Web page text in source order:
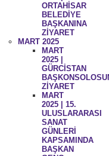
ORTAHİSAR
BELEDİYE
BAŞKANINA
ZİYARET
MART 2025
MART
2025 |
GÜRCİSTAN
ZİYARET
MART
2025 | 15.
ULUSLARARASI
SANAT
GÜNLERİ
KAPSAMINDA
BAŞKAN